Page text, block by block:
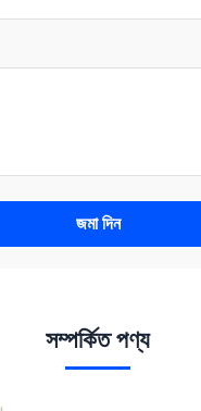
জমা দিন
সম্পর্কিত পণ্য